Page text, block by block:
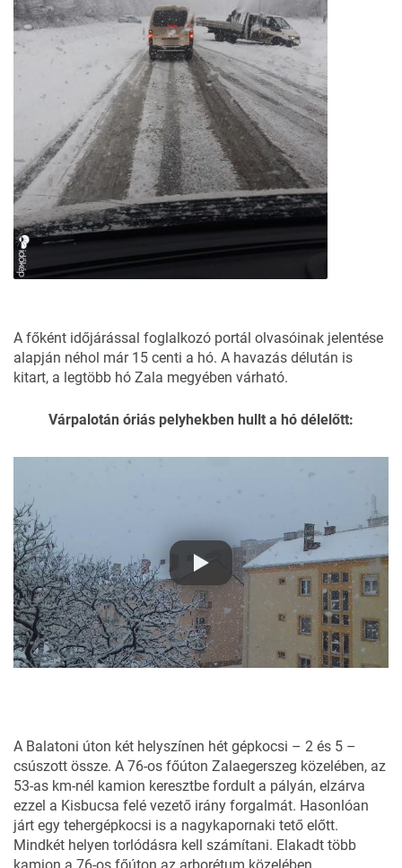
A főként időjárással foglalkozó portál olvasóinak jelentése
alapján néhol már 15 centi a hó. A havazás délután is
kitart, a legtöbb hó Zala megyében várható.
Várpalotán óriás pelyhekben hullt a hó délelőtt:
A Balatoni úton két helyszínen hét gépkocsi – 2 és 5 –
csúszott össze. A 76-os főúton Zalaegerszeg közelében, az
53-as km-nél kamion keresztbe fordult a pályán, elzárva
ezzel a Kisbucsa felé vezető irány forgalmát. Hasonlóan
járt egy tehergépkocsi is a nagykapornaki tető előtt.
Mindkét helyen torlódásra kell számítani. Elakadt több